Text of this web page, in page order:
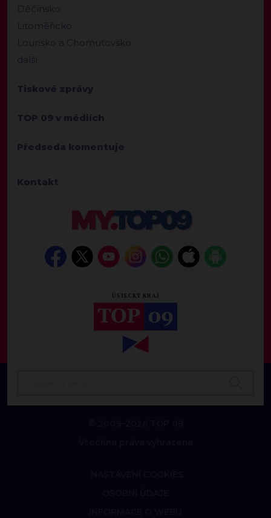
Děčínsko
Litoměřicko
Lounsko a Chomutovsko
další
Tiskové zprávy
TOP 09 v médiích
Předseda komentuje
Kontakt